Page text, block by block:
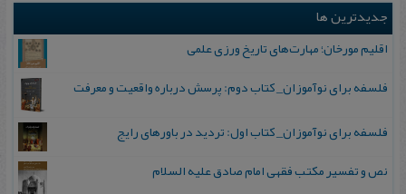
جدیدترین ها
اقلیم مورخان؛ مهارت‌های تاریخ ورزی علمی
فلسفه برای نوآموزان_ کتاب دوم: پرسش درباره واقعیت و معرفت
فلسفه برای نوآموزان_ کتاب اول: تردید در باورهای رایج
نص و تفسیر مکتب فقهی امام صادق علیه السلام